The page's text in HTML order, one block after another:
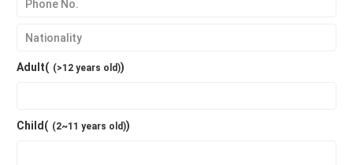
Adult( (>12 years old))
Child( (2~11 years old))